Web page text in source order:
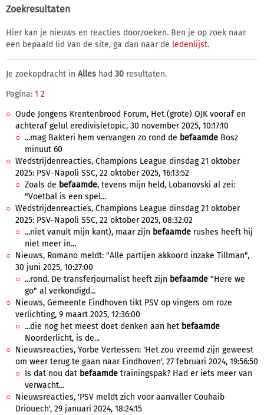
Zoekresultaten
Hier kan je nieuws en reacties doorzoeken. Ben je op zoek naar
een bepaald lid van de site, ga dan naar de ledenlijst.
Je zoekopdracht in Alles had 30 resultaten.
Pagina: 1 2
Oude Jongens Krentenbrood Forum, Het (grote) OJK vooraf en
achteraf gelul eredivisietopic, 30 november 2025, 10:17:10
...mag Bakteri hem vervangen zo rond de befaamde Bosz
minuut 60
Wedstrijdenreacties, Champions League dinsdag 21 oktober
2025: PSV-Napoli SSC, 22 oktober 2025, 16:13:52
Zoals de befaamde, tevens mijn held, Lobanovski al zei:
"Voetbal is een spel...
Wedstrijdenreacties, Champions League dinsdag 21 oktober
2025: PSV-Napoli SSC, 22 oktober 2025, 08:32:02
...niet vanuit mijn kant), maar zijn befaamde rushes heeft hij
niet meer in...
Nieuws, Romano meldt: "Alle partijen akkoord inzake Tillman",
30 juni 2025, 10:27:00
...rond. De transferjournalist heeft zijn befaamde "Here we
go" al verkondigd...
Nieuws, Gemeente Eindhoven tikt PSV op vingers om roze
verlichting, 9 maart 2025, 12:36:00
...die nog het meest doet denken aan het befaamde
Noorderlicht, is de...
Nieuwsreacties, Yorbe Vertessen: 'Het zou vreemd zijn geweest
om weer terug te gaan naar Eindhoven', 27 februari 2024, 19:56:50
Is dat nou dat befaamde trainingspak? Had er iets meer van
verwacht...
Nieuwsreacties, 'PSV meldt zich voor aanvaller Couhaib
Driouech', 29 januari 2024, 18:24:15